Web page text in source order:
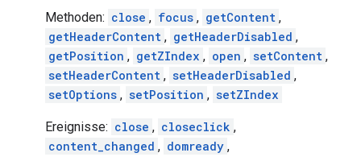
Methoden: close , focus , getContent ,
getHeaderContent , getHeaderDisabled ,
getPosition , getZIndex , open , setContent ,
setHeaderContent , setHeaderDisabled ,
setOptions , setPosition , setZIndex
Ereignisse: close , closeclick ,
content_changed , domready ,